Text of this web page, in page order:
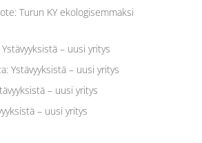
Turun KY ekologisemmaksi
Ystävyyksistä – uusi yritys
: Ystävyyksistä – uusi yritys
– uusi yritys
– uusi yritys